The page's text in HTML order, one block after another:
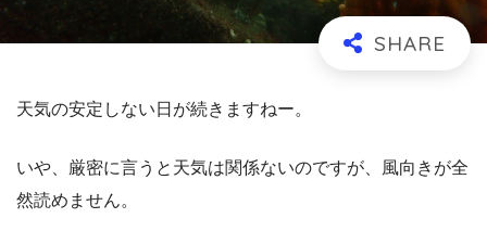
天気の安定しない日が続きますねー。
いや、厳密に言うと天気は関係ないのですが、風向きが全
然読めません。